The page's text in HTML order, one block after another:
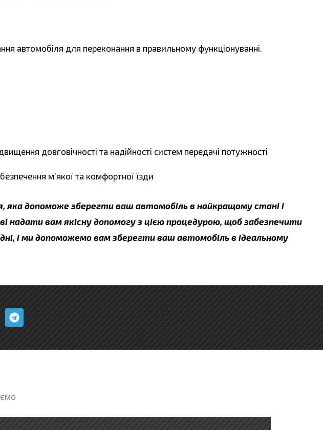
автомобіля для переконання в правильному функціонуванні.
довговічності та надійності систем передачі потужності
м’якої та комфортної їзди
яка допоможе зберегти ваш автомобіль в найкращому стані і
надати вам якісну допомогу з цією процедурою, щоб забезпечити
і ми допоможемо вам зберегти ваш автомобіль в ідеальному
T
e
g